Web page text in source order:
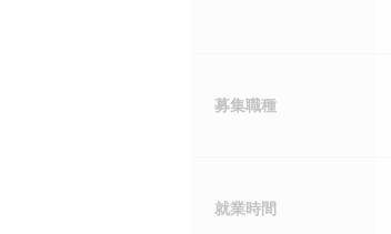
募集職種
就業時間